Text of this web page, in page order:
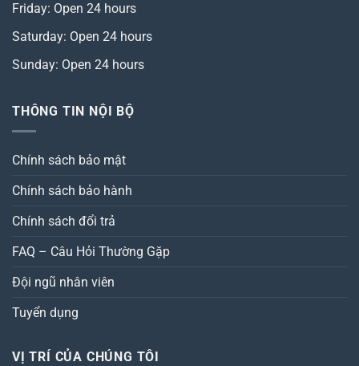
Friday: Open 24 hours
Saturday: Open 24 hours
Sunday: Open 24 hours
THÔNG TIN NỘI BỘ
Chính sách bảo mật
Chính sách bảo hành
Chính sách đổi trả
FAQ – Câu Hỏi Thường Gặp
Đội ngũ nhân viên
Tuyển dụng
VỊ TRÍ CỦA CHÚNG TÔI